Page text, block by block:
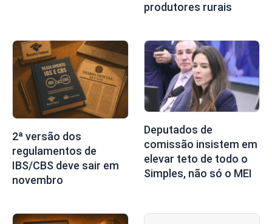
produtores rurais
2ª versão dos
regulamentos de
IBS/CBS deve sair em
novembro
Deputados de
comissão insistem em
elevar teto de todo o
Simples, não só o MEI